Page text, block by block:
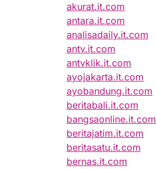
akurat.it.com
antara.it.com
analisadaily.it.com
antv.it.com
antvklik.it.com
ayojakarta.it.com
ayobandung.it.com
beritabali.it.com
bangsaonline.it.com
beritajatim.it.com
beritasatu.it.com
bernas.it.com